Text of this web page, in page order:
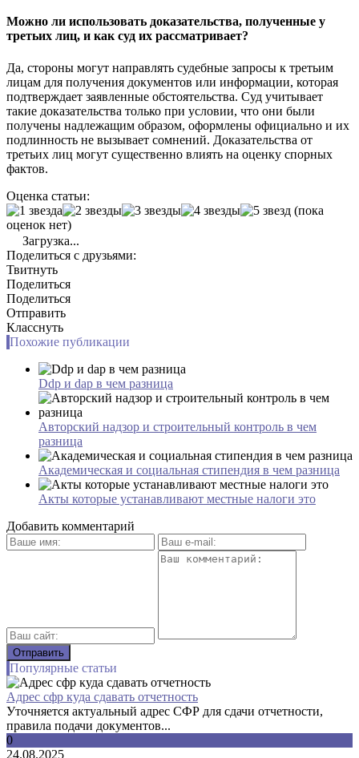
Можно ли использовать доказательства, полученные у
третьих лиц, и как суд их рассматривает?
Да, стороны могут направлять судебные запросы к третьим
лицам для получения документов или информации, которая
подтверждает заявленные обстоятельства. Суд учитывает
такие доказательства только при условии, что они были
получены надлежащим образом, оформлены официально и их
подлинность не вызывает сомнений. Доказательства от
третьих лиц могут существенно влиять на оценку спорных
фактов.
Оценка статьи:
(пока
оценок нет)
Загрузка...
Поделиться с друзьями:
Твитнуть
Поделиться
Поделиться
Отправить
Класснуть
Похожие публикации
Ddp и dap в чем разница
Авторский надзор и строительный контроль в чем
разница
Академическая и социальная стипендия в чем разница
Акты которые устанавливают местные налоги это
Добавить комментарий
Популярные статьи
Адрес сфр куда сдавать отчетность
Уточняется актуальный адрес СФР для сдачи отчетности,
правила подачи документов...
0
24.08.2025